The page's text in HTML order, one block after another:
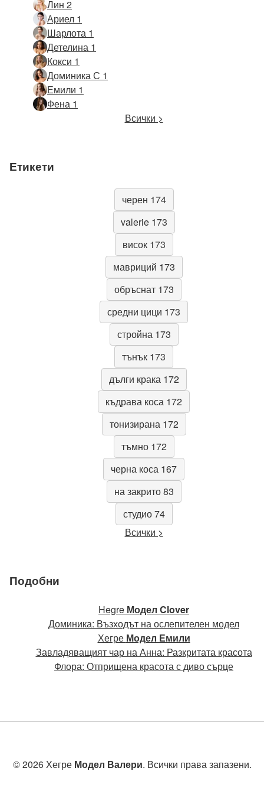
Лин 2
Ариел 1
Шарлота 1
Детелина 1
Кокси 1
Доминика С 1
Емили 1
Фена 1
Всички >
Етикети
черен 174
valerie 173
висок 173
мавриций 173
обръснат 173
средни цици 173
стройна 173
тънък 173
дълги крака 172
къдрава коса 172
тонизирана 172
тъмно 172
черна коса 167
на закрито 83
студио 74
Всички >
Подобни
Hegre Модел Clover
Доминика: Възходът на ослепителен модел
Хегре Модел Емили
Завладяващият чар на Анна: Разкритата красота
Флора: Отприщена красота с диво сърце
© 2026 Хегре Модел Валери. Всички права запазени.